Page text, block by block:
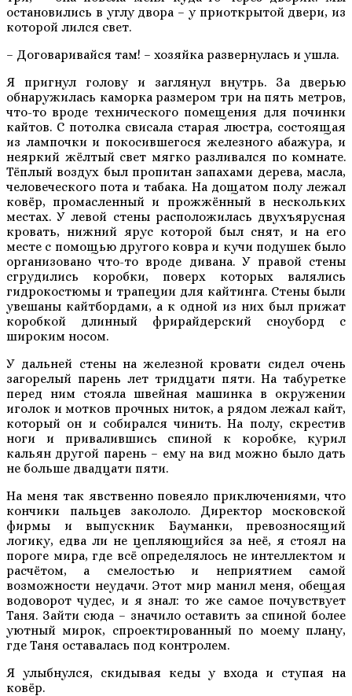
остановились в углу двора – у приоткрытой двери, из
которой лился свет.
– Договаривайся там! – хозяйка развернулась и ушла.
Я пригнул голову и заглянул внутрь. За дверью
обнаружилась каморка размером три на пять метров,
что-то вроде технического помещения для починки
кайтов. С потолка свисала старая люстра, состоящая
из лампочки и покосившегося железного абажура, и
неяркий жёлтый свет мягко разливался по комнате.
Тёплый воздух был пропитан запахами дерева, масла,
человеческого пота и табака. На дощатом полу лежал
ковёр, промасленный и прожжённый в нескольких
местах. У левой стены расположилась двухъярусная
кровать, нижний ярус которой был снят, и на его
месте с помощью другого ковра и кучи подушек было
организовано что-то вроде дивана. У правой стены
сгрудились коробки, поверх которых валялись
гидрокостюмы и трапеции для кайтинга. Стены были
увешаны кайтбордами, а к одной из них был прижат
коробкой длинный фрирайдерский сноуборд с
широким носом.
У дальней стены на железной кровати сидел очень
загорелый парень лет тридцати пяти. На табуретке
перед ним стояла швейная машинка в окружении
иголок и мотков прочных ниток, а рядом лежал кайт,
который он и собирался чинить. На полу, скрестив
ноги и привалившись спиной к коробке, курил
кальян другой парень – ему на вид можно было дать
не больше двадцати пяти.
На меня так явственно повеяло приключениями, что
кончики пальцев закололо. Директор московской
фирмы и выпускник Бауманки, превозносящий
логику, едва ли не цепляющийся за неё, я стоял на
пороге мира, где всё определялось не интеллектом и
расчётом, а смелостью и неприятием самой
возможности неудачи. Этот мир манил меня, обещая
водоворот чудес, и я знал: то же самое почувствует
Таня. Зайти сюда – значило оставить за спиной более
уютный мирок, спроектированный по моему плану,
где Таня оставалась под контролем.
Я улыбнулся, скидывая кеды у входа и ступая на
ковёр.